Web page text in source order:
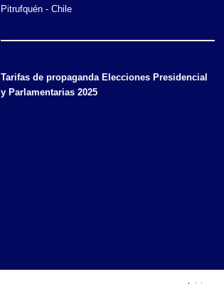
Pitrufquén - Chile
Tarifas de propaganda Elecciones Presidencial
y Parlamentarias 2025